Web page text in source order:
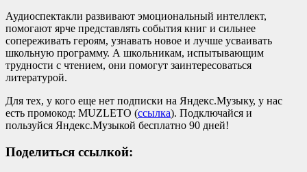
Аудиоспектакли развивают эмоциональный интеллект,
помогают ярче представлять события книг и сильнее
сопереживать героям, узнавать новое и лучше усваивать
школьную программу. А школьникам, испытывающим
трудности с чтением, они помогут заинтересоваться
литературой.
Для тех, у кого еще нет подписки на Яндекс.Музыку, у нас
есть промокод: MUZLETO (ссылка). Подключайся и
пользуйся Яндекс.Музыкой бесплатно 90 дней!
Поделиться ссылкой: